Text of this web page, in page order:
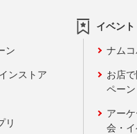
ン
ンストア
リ
イベン
ナム
お店
ペーン
アー
会・